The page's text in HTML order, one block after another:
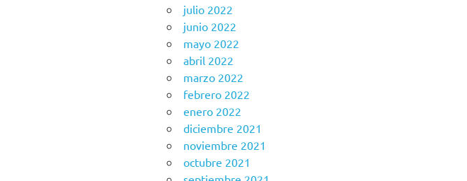
julio 2022
junio 2022
mayo 2022
abril 2022
marzo 2022
febrero 2022
enero 2022
diciembre 2021
noviembre 2021
octubre 2021